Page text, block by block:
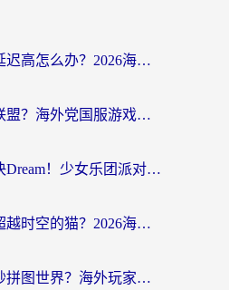
国外战双帕弥什延迟高怎么办？2026海外畅玩国服游戏终极指南（附实测工具推荐）
台湾怎么玩永恒联盟？海外党国服游戏加速器选择全攻略（附3大热门游戏实测）
海外党福音：解决Dream！少女乐团派对！国外延迟的实用指南，附北美英国游戏加速方案
国外如何玩国服超越时空的猫？2026海外党必看的加速器选择指南
阿根廷怎么玩奇妙拼图世界？海外玩家国服游戏加速全攻略（附帕斯卡契约战舰少女解决方案）